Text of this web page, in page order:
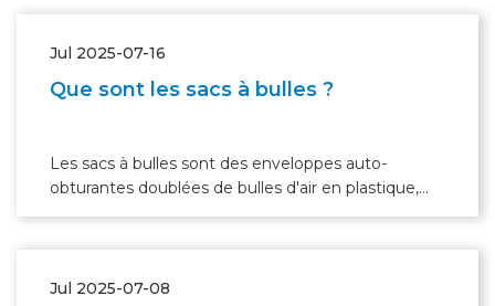
Jul 2025-07-16
Que sont les sacs à bulles ?
Les sacs à bulles sont des enveloppes auto-
obturantes doublées de bulles d'air en plastique,
offrant une protection légère et rembourrée pour
Jul 2025-07-08